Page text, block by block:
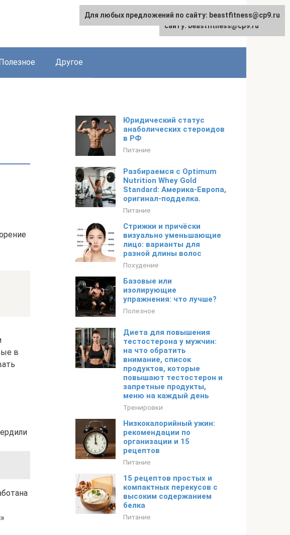
Другое
в
Юридический статус
анаболических стероидов
в РФ
Питание
Разбираемся с Optimum
Nutrition Whey Gold
Standard: Америка-Европа,
оригинал-подделка.
Питание
Стрижки и причёски
визуально уменьшающие
лицо: варианты для
разной длины волос
Похудение
Базовые или
изолирующие
упражнения: что лучше?
Полезное
Диета для повышения
тестостерона у мужчин:
на что обратить
внимание, список
продуктов, которые
повышают тестостерон и
запретные продукты,
меню на каждый день
Тренировки
Низкокалорийный ужин:
рекомендации по
организации и 15
рецептов
Питание
15 рецептов простых и
компактных перекусов с
высоким содержанием
белка
Питание
Для любых предложений по
сайту: beastfitness@cp9.ru
Для любых предложений по сайту: beastfitness@cp9.ru